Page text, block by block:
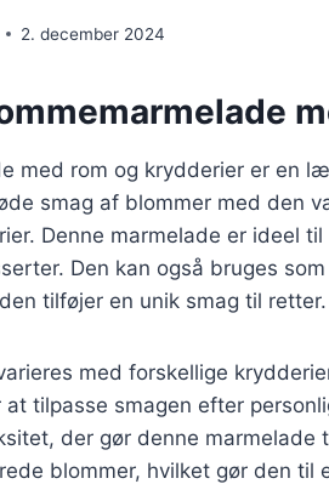
2. december 2024
med rom og krydderier er en
smag af blommer med den
Denne marmelade er ideel
Den kan også bruges
tilføjer en unik smag til retter.
med forskellige
at tilpasse smagen efter
der gør denne
blommer, hvilket gør den til